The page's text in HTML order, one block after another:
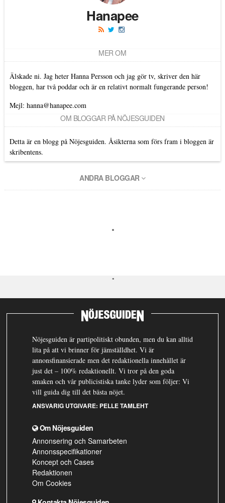
Hanapee
MER OM
Älskade ni. Jag heter Hanna Persson och jag gör tv, skriver den här
bloggen, har två poddar och är en relativt normalt fungerande person!
Mejl: hanna@hanapee.com
OM BLOGGAR PÅ NÖJESGUIDEN
Detta är en blogg på Nöjesguiden. Åsikterna som förs fram i bloggen är
skribentens.
ANDRA BLOGGAR
Nöjesguiden är partipolitiskt obunden, men du kan alltid
lita på att vi brinner för jämställdhet. Vi är
annonsfinansierade men det redaktionella innehållet är
just det – 100% redaktionellt. Vi tror på den goda
smaken och vår publicistiska tanke lyder som följer: Vi
vill guida dig till det bästa nöjet.
ANSVARIG UTGIVARE: PELLE TAMLEHT
Om Nöjesguiden
Annonsering och Samarbeten
Annonsspecifikationer
Koncept och Cases
Redaktionen
Om Cookies